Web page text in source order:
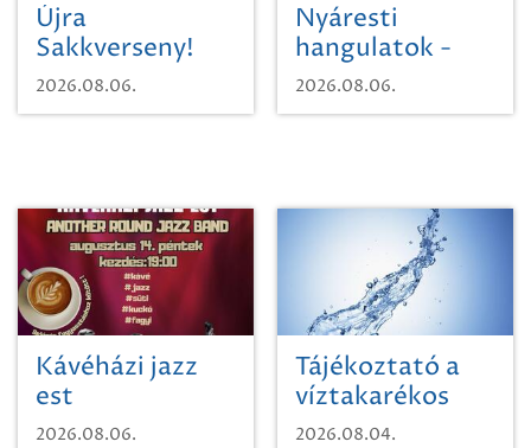
Újra
Sakkverseny!
2026.08.06.
Nyáresti
hangulatok -
Mágnás Miska
2026.08.06.
Kávéházi jazz
est
2026.08.06.
Tájékoztató a
víztakarékos
vízhasználatról
2026.08.04.